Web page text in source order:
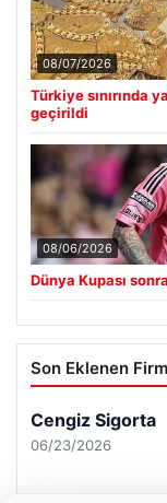
08/07/2026
Türkiye sınırında
geçirildi
08/06/2026
Dünya Kupası
Son Eklenen